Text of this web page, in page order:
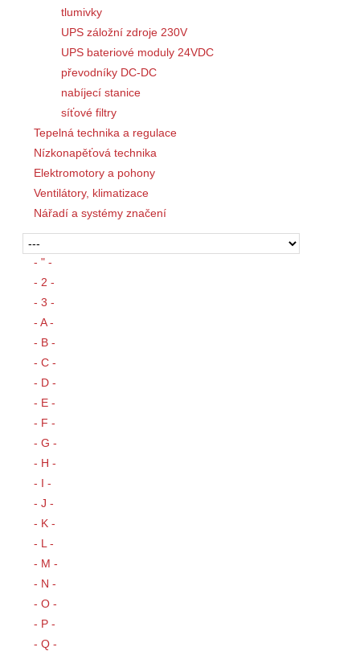
tlumivky
UPS záložní zdroje 230V
UPS bateriové moduly 24VDC
převodníky DC-DC
nabíjecí stanice
síťové filtry
Tepelná technika a regulace
Nízkonapěťová technika
Elektromotory a pohony
Ventilátory, klimatizace
Nářadí a systémy značení
- " -
- 2 -
- 3 -
- A -
- B -
- C -
- D -
- E -
- F -
- G -
- H -
- I -
- J -
- K -
- L -
- M -
- N -
- O -
- P -
- Q -